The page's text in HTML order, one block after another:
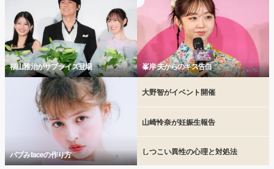
福山雅治がサプライズ登場 峯岸 夫からのキス告白
バブみfaceの作り方
大野智がイベント開催
山崎怜奈が妊娠生報告
しつこい異性の心理と対処法